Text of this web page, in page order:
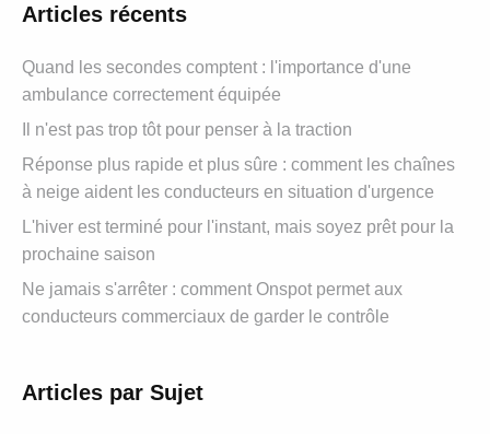
Articles récents
Quand les secondes comptent : l'importance d'une
ambulance correctement équipée
Il n'est pas trop tôt pour penser à la traction
Réponse plus rapide et plus sûre : comment les chaînes
à neige aident les conducteurs en situation d'urgence
L'hiver est terminé pour l'instant, mais soyez prêt pour la
prochaine saison
Ne jamais s'arrêter : comment Onspot permet aux
conducteurs commerciaux de garder le contrôle
Articles par Sujet